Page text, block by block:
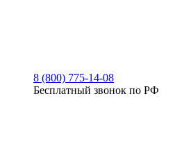
8 (800) 775-14-08
Бесплатный звонок по РФ